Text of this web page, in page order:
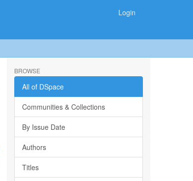
Login
BROWSE
All of DSpace
Communities & Collections
By Issue Date
Authors
Titles